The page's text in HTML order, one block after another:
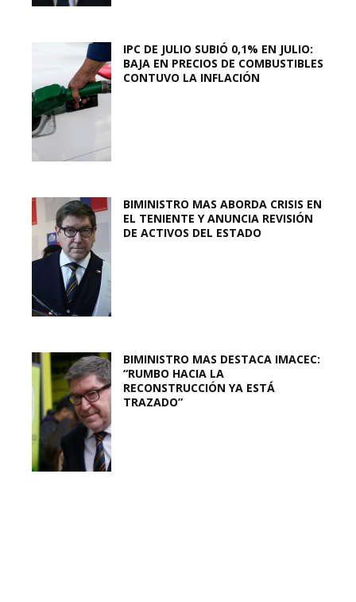
IPC DE JULIO SUBIÓ 0,1% EN JULIO:
BAJA EN PRECIOS DE COMBUSTIBLES
CONTUVO LA INFLACIÓN
BIMINISTRO MAS ABORDA CRISIS EN
EL TENIENTE Y ANUNCIA REVISIÓN
DE ACTIVOS DEL ESTADO
BIMINISTRO MAS DESTACA IMACEC:
“RUMBO HACIA LA
RECONSTRUCCIÓN YA ESTÁ
TRAZADO”